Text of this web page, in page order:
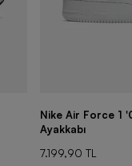
Nike Air Force 1
Ayakkabı
7.199,90 TL